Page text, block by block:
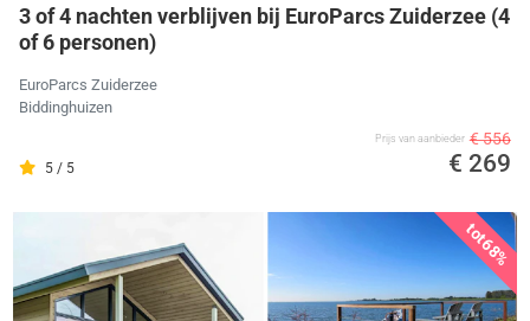
3 of 4 nachten verblijven bij EuroParcs Zuiderzee (4
of 6 personen)
EuroParcs Zuiderzee
Biddinghuizen
5 / 5
Prijs van aanbieder € 556
€ 269
tot
68%